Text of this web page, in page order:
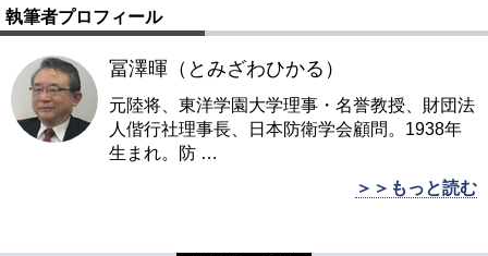
執筆者プロフィール
冨澤暉（とみざわひかる）
元陸将、東洋学園大学理事・名誉教授、財団法
人偕行社理事長、日本防衛学会顧問。1938年
生まれ。防 …
＞＞もっと読む